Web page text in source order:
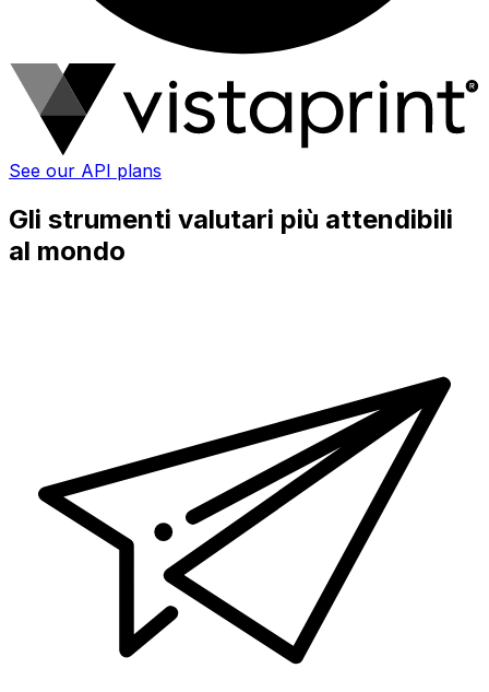
See our API plans
Gli strumenti valutari più attendibili
al mondo